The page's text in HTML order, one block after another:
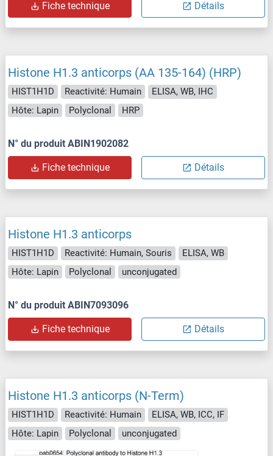
Fiche technique Détails
Histone H1.3 anticorps (AA 135-164) (HRP)
HIST1H1D Reactivité: Humain
ELISA, WB, IHC
Hôte: Lapin
Polyclonal HRP
N° du produit ABIN1902082
Fiche technique Détails
Histone H1.3 anticorps
HIST1H1D Reactivité: Humain, Souris
ELISA, WB
Hôte: Lapin
Polyclonal unconjugated
N° du produit ABIN7093096
Fiche technique Détails
Histone H1.3 anticorps (N-Term)
HIST1H1D Reactivité: Humain
ELISA, WB, ICC, IF
Hôte: Lapin
Polyclonal unconjugated